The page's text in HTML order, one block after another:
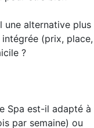
une alternative plus
intégrée (prix, place,
?
Spa est-il adapté à
par semaine) ou